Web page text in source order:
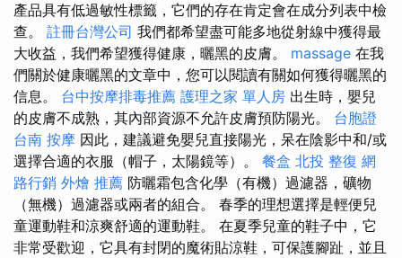
產品具有低過敏性標籤，它們的存在肯定會在成分列表中檢
查。 註冊台灣公司 我們都希望盡可能多地從射線中獲得最
大收益，我們希望獲得健康，曬黑的皮膚。 massage 在我
們關於健康曬黑的文章中，您可以閱讀有關如何獲得曬黑的
信息。 台中按摩排毒推薦 護理之家 單人房 出生時，嬰兒
的皮膚不成熟，其內部資源不允許皮膚預防陽光。 台胞證
台南 按摩 因此，建議避免嬰兒直接陽光，呆在陰影中和/或
選擇合適的衣服（帽子，太陽鏡等）。 餐盒 北投 整復 網
路行銷 外燴 推薦 防曬霜包含化學（有機）過濾器，礦物
（無機）過濾器或兩者的組合。 春季的理想選擇是輕便兒
童運動鞋和涼爽舒適的運動鞋。 在夏季兒童的鞋子中，它
非常受歡迎，它具有封閉的魔術貼涼鞋，可保護腳趾，並且